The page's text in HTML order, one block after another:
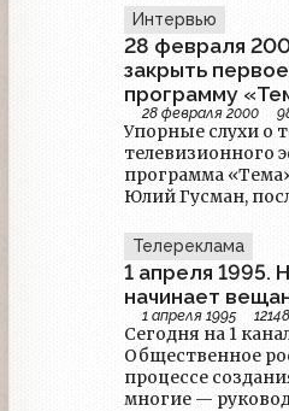
расследование и
убийство?
Интервью
28 февраля
закрыть
программу
«Убежден, ее
28 февраля 2000
Упорные слухи о
телевизионного
программа
Юлий Гусман,
передачей.— Увы,
ОРТ и
производящей
единому мнению:
устарела.
Телереклама
1 апреля 1995.
начинает
1 апреля 1995 12148
Сегодня на 1
Общественное
процессе
многие —